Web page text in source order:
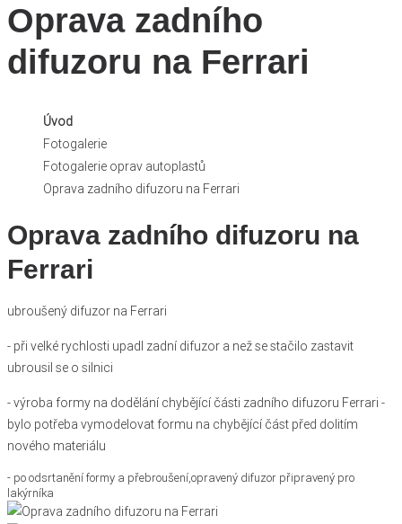
Oprava zadního
difuzoru na Ferrari
Úvod
Fotogalerie
Fotogalerie oprav autoplastů
Oprava zadního difuzoru na Ferrari
Oprava zadního difuzoru na
Ferrari
ubroušený difuzor na Ferrari
- při velké rychlosti upadl zadní difuzor a než se stačilo zastavit
ubrousil se o silnici
- výroba formy na dodělání chybějící části zadního difuzoru Ferrari -
bylo potřeba vymodelovat formu na chybějící část před dolitím
nového materiálu
- po odsrtanění formy a přebroušení,opravený difuzor připravený pro
lakýrníka